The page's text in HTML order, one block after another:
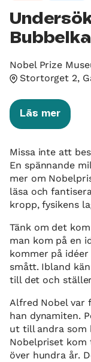
Nobel Prize
Stortorget 2,
Läs mer
Missa inte att
En spännande
mer om
läsa och
kropp, fysikens
Tänk om det
man kom på en
kommer på
smått. Ibland
till det och
Alfred Nobel var
han dynamiten.
ut till andra som
Nobelpriset
över hundra år.